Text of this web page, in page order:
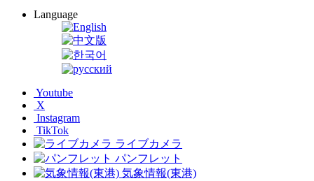
Language
Youtube
X
Instagram
TikTok
ライブカメラ
パンフレット
気象情報(東港)